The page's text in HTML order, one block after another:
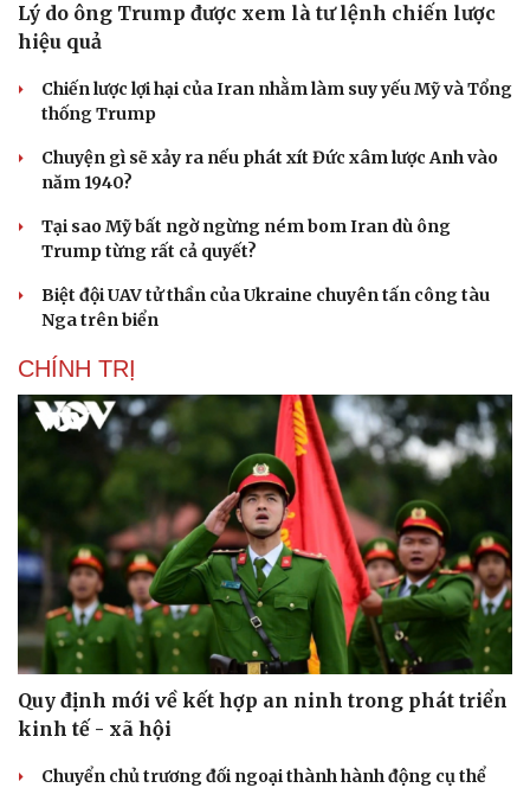
Cải chính
Lý do ông Trump được xem là tư lệnh chiến lược
hiệu quả
Chiến lược lợi hại của Iran nhằm làm suy yếu Mỹ và Tổng
thống Trump
Chuyện gì sẽ xảy ra nếu phát xít Đức xâm lược Anh vào
năm 1940?
Tại sao Mỹ bất ngờ ngừng ném bom Iran dù ông
Trump từng rất cả quyết?
Biệt đội UAV tử thần của Ukraine chuyên tấn công tàu
Nga trên biển
CHÍNH TRỊ
Quy định mới về kết hợp an ninh trong phát triển
kinh tế - xã hội
Chuyển chủ trương đối ngoại thành hành động cụ thể